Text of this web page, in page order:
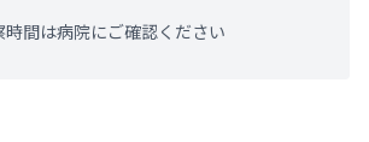
時間は病院にご確認ください